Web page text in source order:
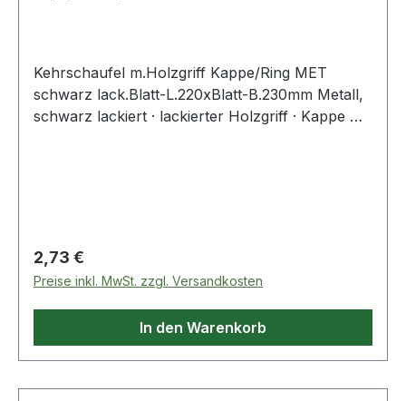
Kehrschaufel m.Holzgriff Kappe/Ring MET
schwarz lack.Blatt-L.220xBlatt-B.230mm Metall,
schwarz lackiert · lackierter Holzgriff · Kappe mit
Regulärer Preis:
2,73 €
Preise inkl. MwSt. zzgl. Versandkosten
In den Warenkorb